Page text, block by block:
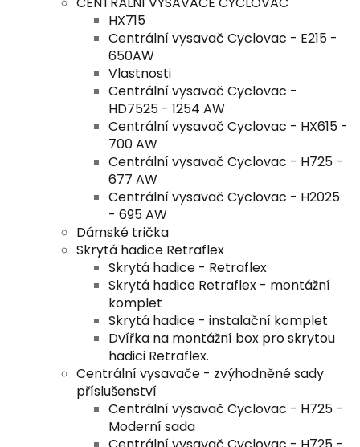
HX715
Centrální vysavač Cyclovac - E215 -
650AW
Vlastnosti
Centrální vysavač Cyclovac -
HD7525 - 1254 AW
Centrální vysavač Cyclovac - HX615 -
700 AW
Centrální vysavač Cyclovac - H725 -
677 AW
Centrální vysavač Cyclovac - H2025
- 695 AW
Dámské trička
Skrytá hadice Retraflex
Skrytá hadice - Retraflex
Skrytá hadice Retraflex - montážní
komplet
Skrytá hadice - instalační komplet
Dvířka na montážní box pro skrytou
hadici Retraflex.
Centrální vysavače - zvýhodněné sady
příslušenství
Centrální vysavač Cyclovac - H725 -
Moderní sada